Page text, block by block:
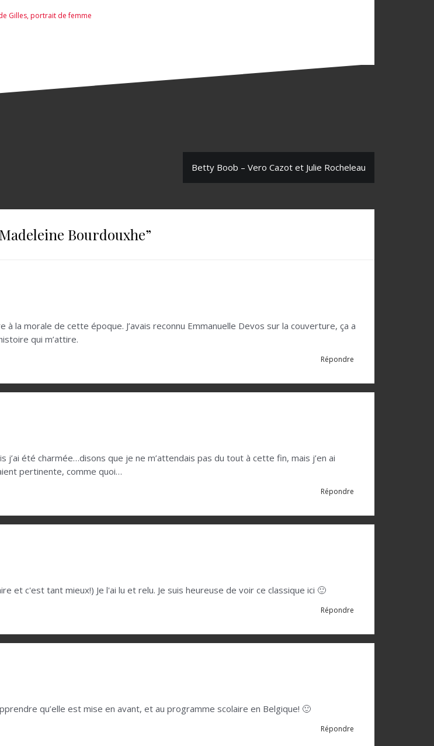
Gilles,portrait de femme
Betty Boob – Vero Cazot et Julie Rocheleau
Bourdouxhe”
la morale de cette époque. J’avais reconnu Emmanuelle Devos sur la couverture, ça a
qui m’attire.
Répondre
j’ai été charmée…disons que je ne m’attendais pas du tout à cette fin, mais j’en ai
pertinente, comme quoi…
Répondre
et c'est tant mieux!) Je l'ai lu et relu. Je suis heureuse de voir ce classique ici 🙂
Répondre
qu’elle est mise en avant, et au programme scolaire en Belgique! 🙂
Répondre